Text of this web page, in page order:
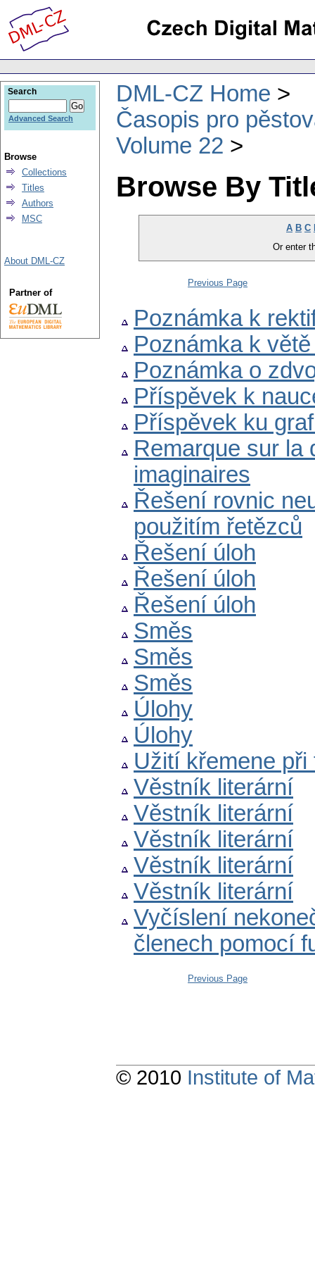
DML-CZ Home
Časopis pro
Volume 22
Browse By
A B C
Or enter
Previous Page
Poznámka k
Poznámka k
Poznámka o
Příspěvek k
Příspěvek ku
Remarque sur la
imaginaires
Řešení rovnic
použitím řetězců
Řešení úloh
Řešení úloh
Řešení úloh
Směs
Směs
Směs
Úlohy
Úlohy
Užití křemene
Věstník literární
Věstník literární
Věstník literární
Věstník literární
Věstník literární
Vyčíslení
členech pomocí
Previous Page
Search
Advanced Search
Browse
Collections
Titles
Authors
MSC
About DML-CZ
Partner of
© 2010 Institute of